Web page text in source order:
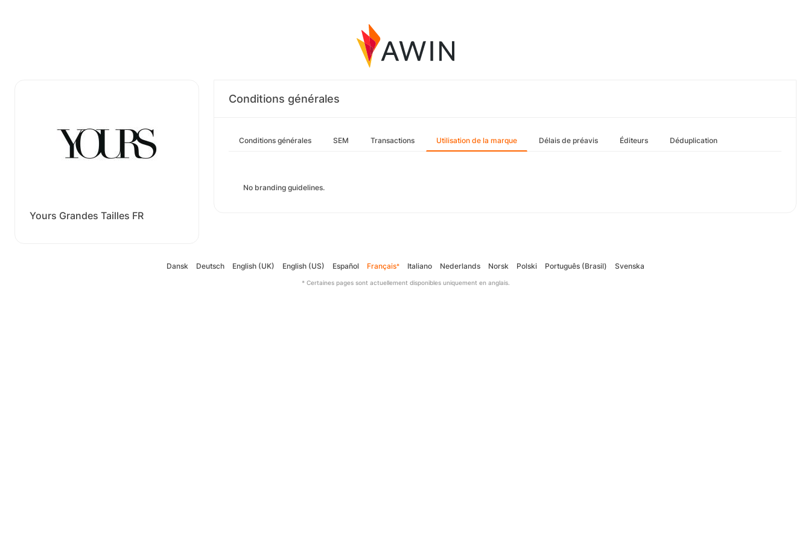
Yours Grandes Tailles FR
Conditions générales
Conditions générales SEM Transactions Utilisation de la marque Délais de préavis Éditeurs Déduplication
No branding guidelines.
Dansk Deutsch English (UK) English (US) Español Français* Italiano Nederlands Norsk Polski Português (Brasil) Svenska
* Certaines pages sont actuellement disponibles uniquement en anglais.